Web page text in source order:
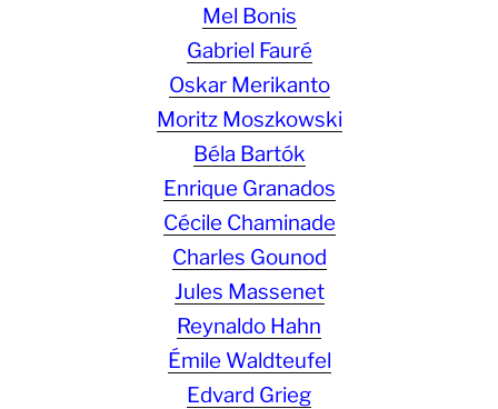
Mel Bonis
Gabriel Fauré
Oskar Merikanto
Moritz Moszkowski
Béla Bartók
Enrique Granados
Cécile Chaminade
Charles Gounod
Jules Massenet
Reynaldo Hahn
Émile Waldteufel
Edvard Grieg